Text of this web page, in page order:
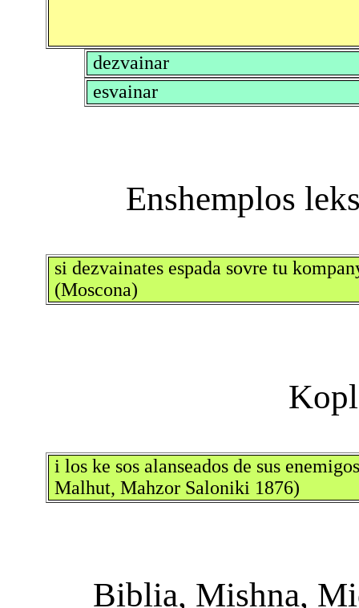
dezvainar
esvainar
si dezvainates espada sovre tu
(Moscona)
i los ke sos alanseados de sus
Malhut, Mahzor Saloniki 1876)